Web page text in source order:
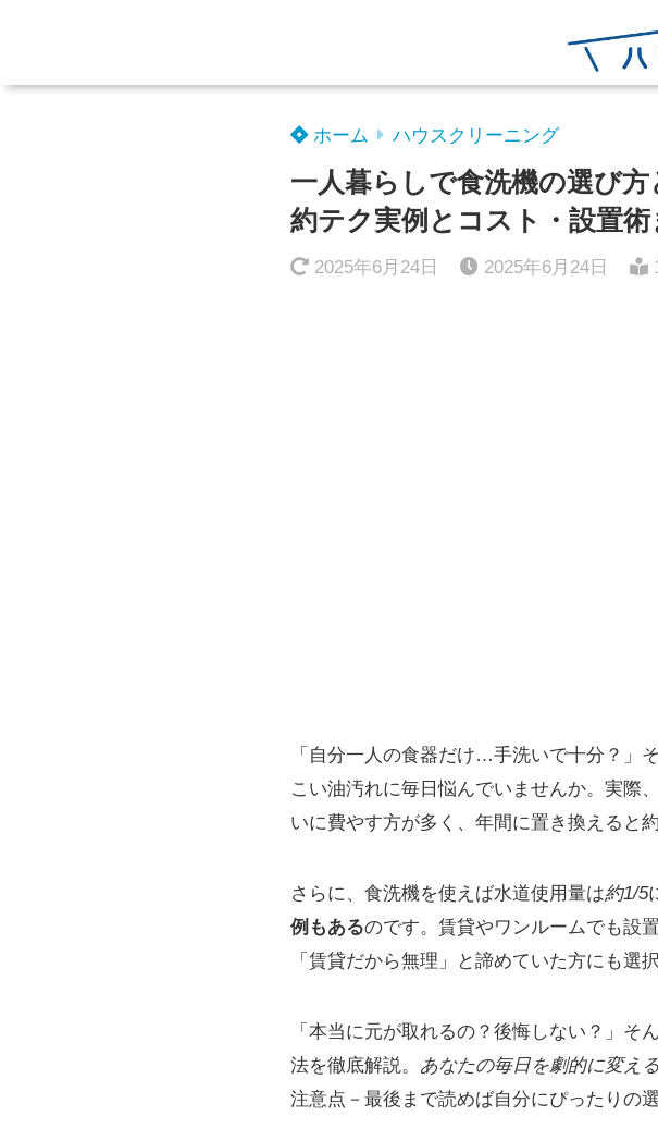
ホーム ハウスクリーニング
一人暮らしで食洗機の選び
約テク実例とコスト・設置
2025年6月24日 2025年6月24日
「自分一人の食器だけ…手洗いで十分？」
こい油汚れに毎日悩んでいませんか。実際
いに費やす方が多く、年間に置き換えると約
さらに、食洗機を使えば水道使用量は約1/5
例もあるのです。賃貸やワンルームでも設
「賃貸だから無理」と諦めていた方にも選
「本当に元が取れるの？後悔しない？」そ
法を徹底解説。 あなたの毎日を劇的に変え
注意点－最後まで読めば自分にぴったりの